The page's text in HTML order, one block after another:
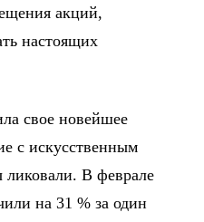
акций,
настоящих
свое новейшее
с искусственным
ликовали. В феврале
на 31 % за один